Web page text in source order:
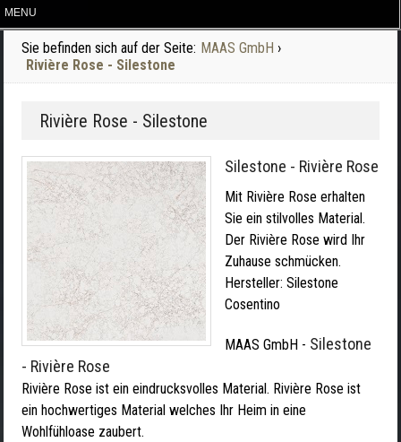
Sie befinden sich auf der Seite: MAAS GmbH ›
Rivière Rose - Silestone
Rivière Rose - Silestone
Silestone - Rivière Rose
Mit Rivière Rose erhalten
Sie ein stilvolles Material.
Der Rivière Rose wird Ihr
Zuhause schmücken.
Hersteller: Silestone
Cosentino
MAAS GmbH - Silestone
- Rivière Rose
Rivière Rose ist ein eindrucksvolles Material. Rivière Rose ist
ein hochwertiges Material welches Ihr Heim in eine
Wohlfühloase zaubert.